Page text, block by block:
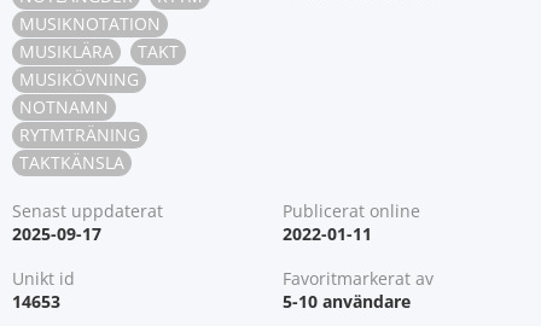
MUSIKNOTATION
MUSIKLÄRA
TAKT
MUSIKÖVNING
NOTNAMN
RYTMTRÄNING
TAKTKÄNSLA
Senast uppdaterat
2025-09-17
Publicerat online
2022-01-11
Unikt id
14653
Favoritmarkerat av
5-10 användare